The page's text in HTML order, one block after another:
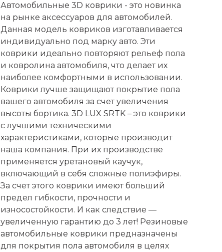
Автомобильные 3D коврики - это новинка
на рынке аксессуаров для автомобилей.
Данная модель ковриков изготавливается
индивидуально под марку авто. Эти
коврики идеально повторяют рельеф пола
и ковролина автомобиля, что делает их
наиболее комфортными в использовании.
Коврики лучше защищают покрытие пола
вашего автомобиля за счет увеличения
высоты бортика. 3D LUX SRTK – это коврики
с лучшими техническими
характеристиками, которые производит
наша компания. При их производстве
применяется уретановый каучук,
включающий в себя сложные полиэфиры.
За счет этого коврики имеют больший
предел гибкости, прочности и
износостойкости. И как следствие —
увеличенную гарантию до 3 лет! Резиновые
автомобильные коврики предназначены
для покрытия пола автомобиля в целях